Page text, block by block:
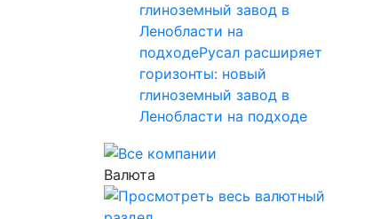
глиноземный завод в
Ленобласти на
подходеРусал расширяет
горизонты: новый
глиноземный завод в
Ленобласти на подходе
Валюта